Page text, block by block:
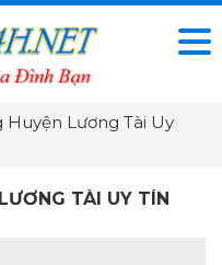
Huyện Lương Tài Uy
TÀI UY TÍN